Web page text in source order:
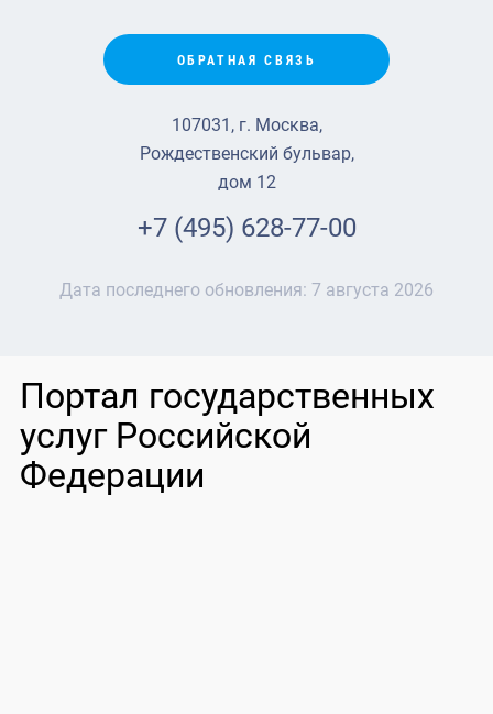
ОБРАТНАЯ СВЯЗЬ
107031, г. Москва,
Рождественский бульвар,
дом 12
+7 (495) 628-77-00
Дата последнего обновления: 7 августа 2026
Портал государственных
услуг Российской
Федерации